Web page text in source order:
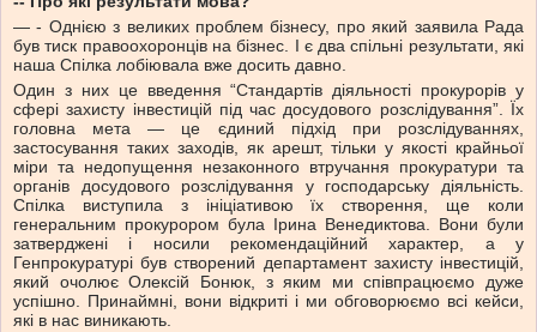
— - Однією з великих проблем бізнесу, про який заявила Рада
був тиск правоохоронців на бізнес. І є два спільні результати, які
наша Спілка лобіювала вже досить давно.
Один з них це введення “Стандартів діяльності прокурорів у
сфері захисту інвестицій під час досудового розслідування”. Їх
головна мета — це єдиний підхід при розслідуваннях,
застосування таких заходів, як арешт, тільки у якості крайньої
міри та недопущення незаконного втручання прокуратури та
органів досудового розслідування у господарську діяльність.
Спілка виступила з ініціативою їх створення, ще коли
генеральним прокурором була Ірина Венедиктова. Вони були
затверджені і носили рекомендаційний характер, а у
Генпрокуратурі був створений департамент захисту інвестицій,
який очолює Олексій Бонюк, з яким ми співпрацюємо дуже
успішно. Принаймні, вони відкриті і ми обговорюємо всі кейси,
які в нас виникають.